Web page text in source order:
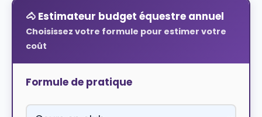
🐴 Estimateur budget équestre annuel
Choisissez votre formule pour estimer votre
coût
Formule de pratique